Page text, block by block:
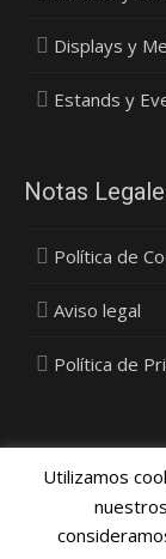
Displays y
Estands y
Notas
Política de
Aviso legal
Política de
Política
Utilizamos